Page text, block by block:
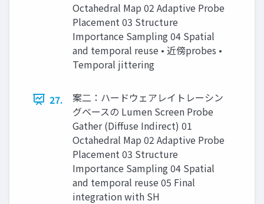
Octahedral Map 02 Adaptive Probe
Placement 03 Structure
Importance Sampling 04 Spatial
and temporal reuse • 近傍probes •
Temporal jittering
27.
案二：ハードウェアレイトレーシン
グベースの Lumen Screen Probe
Gather (Diffuse Indirect) 01
Octahedral Map 02 Adaptive Probe
Placement 03 Structure
Importance Sampling 04 Spatial
and temporal reuse 05 Final
integration with SH